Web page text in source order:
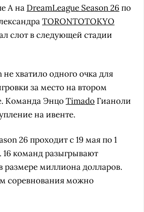
A на DreamLeague Season 26 по
TORONTOTOKYO
слот в следующей стадии
хватило одного очка для
за место на втором
Команда ЭнцоTimado Гианоли
на ивенте.
26 проходит с 19 мая по 1
команд разыгрывают
размере миллиона долларов.
соревнования можно